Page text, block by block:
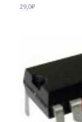
29,0₽